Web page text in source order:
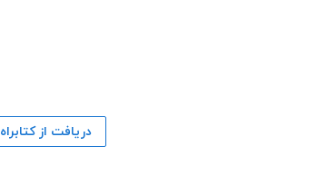
دریافت از کتابراه